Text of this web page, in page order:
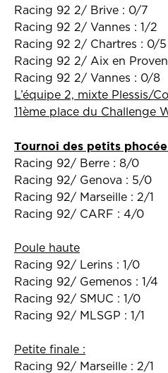
Racing 92 2/ Brive : 0/7
Racing 92 2/ Vannes : 1/2
Racing 92 2/ Chartres : 0/5
Racing 92 2/ Aix en
Racing 92 2/ Vannes : 0/8
L’équipe 2, mixte Plessis/
11ème place du Challenge
Tournoi des petits
Racing 92/ Berre : 8/0
Racing 92/ Genova : 5/0
Racing 92/ Marseille : 2/1
Racing 92/ CARF : 4/0
Poule haute
Racing 92/ Lerins : 1/0
Racing 92/ Gemenos : 1/4
Racing 92/ SMUC : 1/0
Racing 92/ MLSGP : 1/1
Petite finale :
Racing 92/ Marseille : 2/1